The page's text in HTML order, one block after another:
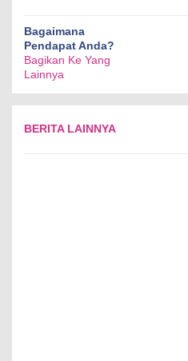
Bagaimana
Pendapat Anda?
Bagikan Ke Yang
Lainnya
BERITA LAINNYA